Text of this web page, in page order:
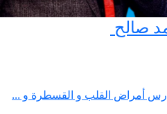
صالح
أمراض القلب و القسطرة و ...